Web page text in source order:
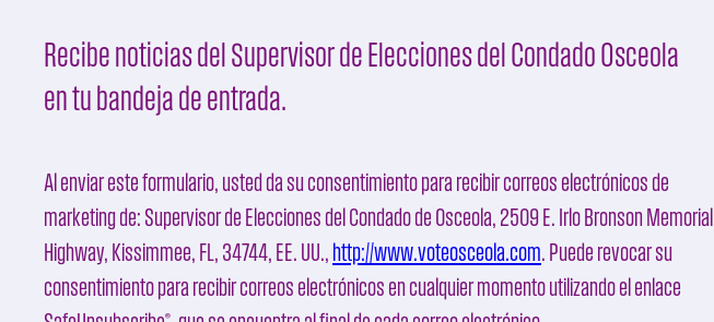
Recibe noticias del Supervisor de Elecciones del Condado Osceola
en tu bandeja de entrada.
Al enviar este formulario, usted da su consentimiento para recibir correos electrónicos de
marketing de: Supervisor de Elecciones del Condado de Osceola, 2509 E. Irlo Bronson Memorial
Highway, Kissimmee, FL, 34744, EE. UU., http://www.voteosceola.com. Puede revocar su
consentimiento para recibir correos electrónicos en cualquier momento utilizando el enlace